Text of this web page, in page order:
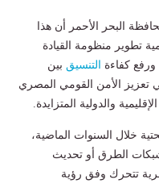
البحر الأحمر أن هذا
تطوير منظومة القيادة
كفاءة
التنسيق بين
الأمن القومي المصري
والدولية المتزايدة.
خلال السنوات الماضية،
الطرق أو تحديث
تتحرك وفق رؤية